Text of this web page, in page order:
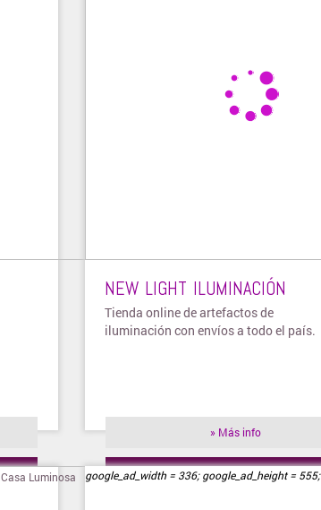
NEW LIGHT ILUMINACIÓN
Tienda online de artefactos de
iluminación con envíos a todo el país.
» Más info
» Visitar tienda
google_ad_width = 336; google_ad_height = 555;